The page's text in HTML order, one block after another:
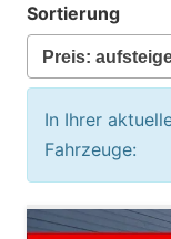
Sortierung
In Ihrer
Fahrzeuge: